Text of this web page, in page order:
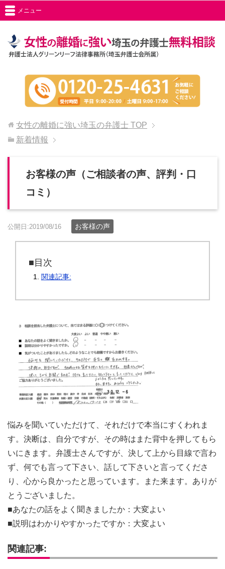
メニュー
女性の離婚に強い埼玉の弁護士 TOP
新着情報
お客様の声（ご相談者の声、評判・口
コミ）
公開日:2019/08/16 お客様の声
■目次
関連記事:
悩みを聞いていただけて、それだけで本当にすくわれま
す。決断は、自分ですが、その時はまた背中を押してもら
いにきます。弁護士さんですが、決して上から目線で言わ
ず、何でも言って下さい、話して下さいと言ってくださ
り、心から良かったと思っています。また来ます。ありが
とうございました。
■あなたの話をよく聞きましたか：大変よい
■説明はわかりやすかったですか：大変よい
関連記事: